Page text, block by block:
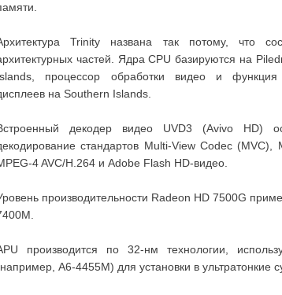
Trinity названа так потому, что
частей. Ядра CPU базируются на
процессор обработки видео и функция
на Southern Islands.
декодер видео UVD3 (Avivo HD)
стандартов Multi-View Codec (MVC),
4 AVC/H.264 и Adobe Flash HD-видео.
производительности Radeon HD 7500G
производится по 32-нм технологии,
A6-4455M) для установки в ультратонкие